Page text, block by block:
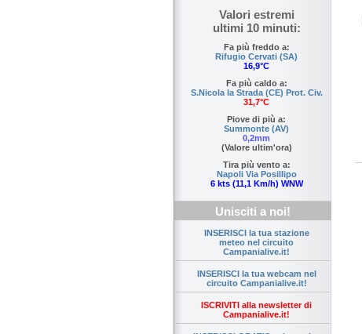
Valori estremi
ultimi 10 minuti:
Fa più freddo a:
Rifugio Cervati (SA)
16,9°C
Fa più caldo a:
S.Nicola la Strada (CE) Prot. Civ.
31,7°C
Piove di più a:
Summonte (AV)
0,2mm
(Valore ultim'ora)
Tira più vento a:
Napoli Via Posillipo
6 kts (11,1 Km/h) WNW
Unisciti a noi!
INSERISCI la tua stazione
meteo nel circuito
Campanialive.it!
INSERISCI la tua webcam nel
circuito Campanialive.it!
ISCRIVITI alla newsletter di
Campanialive.it!